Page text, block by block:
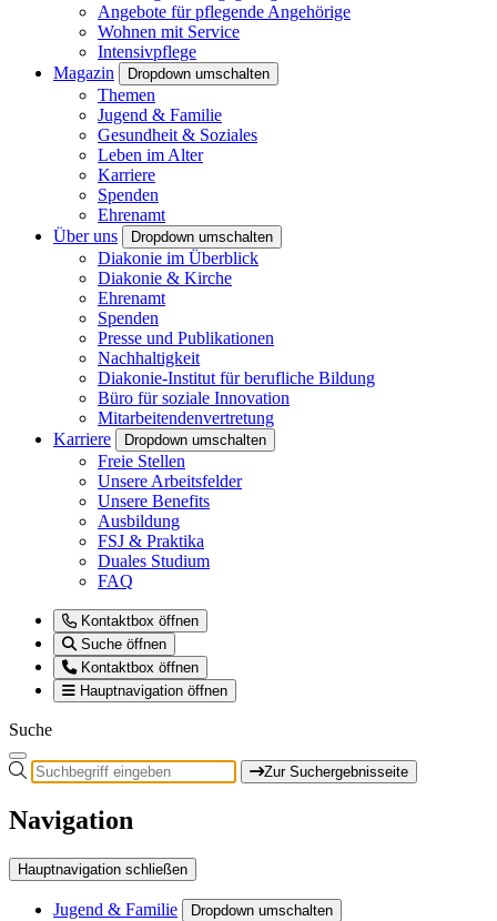
Angebote für pflegende Angehörige
Wohnen mit Service
Intensivpflege
Magazin
Dropdown umschalten
Themen
Jugend & Familie
Gesundheit & Soziales
Leben im Alter
Karriere
Spenden
Ehrenamt
Über uns
Dropdown umschalten
Diakonie im Überblick
Diakonie & Kirche
Ehrenamt
Spenden
Presse und Publikationen
Nachhaltigkeit
Diakonie-Institut für berufliche Bildung
Büro für soziale Innovation
Mitarbeitendenvertretung
Karriere
Dropdown umschalten
Freie Stellen
Unsere Arbeitsfelder
Unsere Benefits
Ausbildung
FSJ & Praktika
Duales Studium
FAQ
Kontaktbox öffnen
Suche öffnen
Kontaktbox öffnen
Hauptnavigation öffnen
Suche
Zur Suchergebnisseite
Navigation
Hauptnavigation schließen
Jugend & Familie Dropdown umschalten